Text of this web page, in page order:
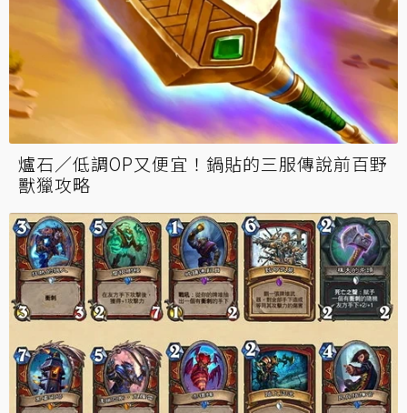
爐石／低調OP又便宜！鍋貼的三服傳說前百野
獸獵攻略